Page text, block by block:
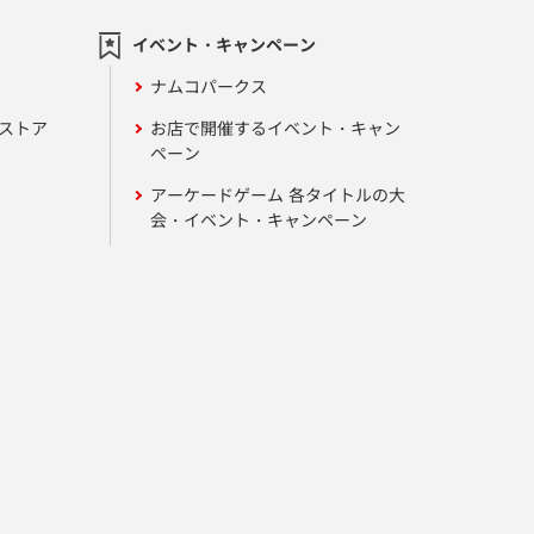
トア
イベント・キャンペーン
ナムコパークス
お店で開催するイベント・キャン
ペーン
アーケードゲーム 各タイトルの大
会・イベント・キャンペーン